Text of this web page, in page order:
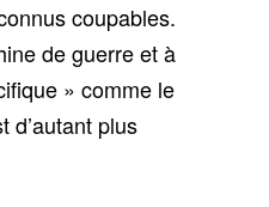
coupables.
de guerre et à
» comme le
d’autant plus